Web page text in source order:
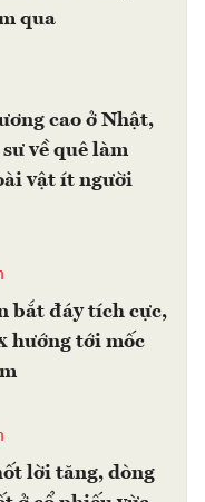
qua
cao ở Nhật,
về quê làm
vật ít người
bắt đáy tích cực,
hướng tới mốc
lời tăng, dòng